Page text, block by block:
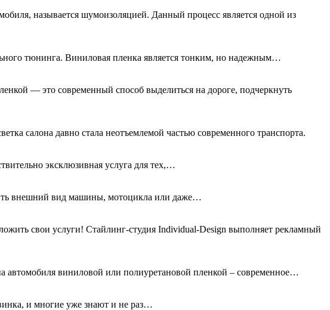
называется шумоизоляцией. Данный процесс является одной из
тюнинга. Виниловая пленка является тонким, но надежным…
— это современный способ выделиться на дороге, подчеркнуть
салона давно стала неотъемлемой частью современного транспорта.
эксклюзивная услуга для тех,…
внешний вид машины, мотоцикла или даже…
свои услуги! Стайлинг-студия Individual-Design выполняет рекламный
автомобиля виниловой или полиуретановой пленкой – современное…
и многие уже знают и не раз…